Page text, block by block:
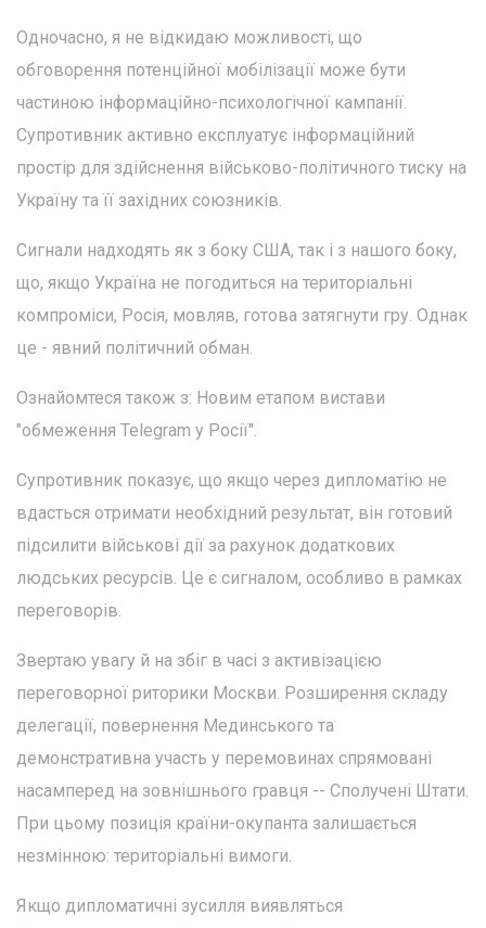
Одночасно, я не відкидаю можливості, що
обговорення потенційної мобілізації може бути
частиною інформаційно-психологічної кампанії.
Супротивник активно експлуатує інформаційний
простір для здійснення військово-політичного тиску на
Україну та її західних союзників.
Сигнали надходять як з боку США, так і з нашого боку,
що, якщо Україна не погодиться на територіальні
компроміси, Росія, мовляв, готова затягнути гру. Однак
це - явний політичний обман.
Ознайомтеся також з: Новим етапом вистави
"обмеження Telegram у Росії".
Супротивник показує, що якщо через дипломатію не
вдасться отримати необхідний результат, він готовий
підсилити військові дії за рахунок додаткових
людських ресурсів. Це є сигналом, особливо в рамках
переговорів.
Звертаю увагу й на збіг в часі з активізацією
переговорної риторики Москви. Розширення складу
делегації, повернення Мединського та
демонстративна участь у перемовинах спрямовані
насамперед на зовнішнього гравця -- Сполучені Штати.
При цьому позиція країни-окупанта залишається
незмінною: територіальні вимоги.
Якщо дипломатичні зусилля виявляться